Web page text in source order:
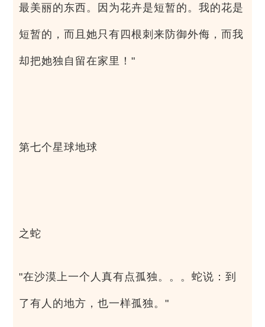
最美丽的东西。因为花卉是短暂的。我的花是
短暂的，而且她只有四根刺来防御外侮，而我
却把她独自留在家里！"
第七个星球地球
之蛇
"在沙漠上一个人真有点孤独。。。蛇说：到
了有人的地方，也一样孤独。"